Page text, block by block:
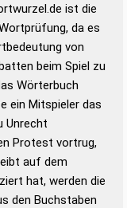
zu
um die
Spiel zu
in 12 Bänden
und gutes
ist die
da es
von
beim Spiel zu
Wörterbuch
ein Mitspieler das
Unrecht
Protest vortrug,
auf dem
hat, werden die
den Buchstaben